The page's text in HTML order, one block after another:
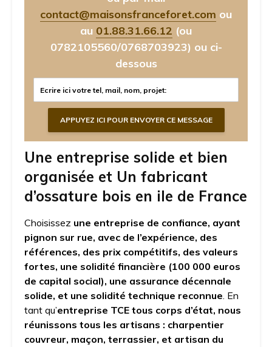
contact@maisonsfranceforet.com ou
au 01.88.31.66.12 (ou
0782105560/0768703923) ou ci-
dessous
Une entreprise solide et bien
organisée et Un fabricant
d’ossature bois en ile de France
Choisissez une entreprise de confiance, ayant
pignon sur rue, avec de l’expérience, des
références, des prix compétitifs, des valeurs
fortes, une solidité financière (100 000 euros
de capital social), une assurance décennale
solide, et une solidité technique reconnue. En
tant qu’entreprise TCE tous corps d’état, nous
réunissons tous les artisans : charpentier
couvreur, maçon, terrassier, et artisan du